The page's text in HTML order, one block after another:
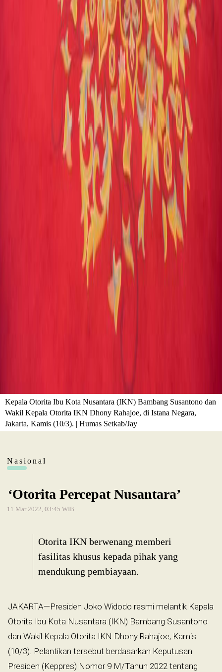
Kepala Otorita Ibu Kota Nusantara (IKN) Bambang Susantono dan
Wakil Kepala Otorita IKN Dhony Rahajoe, di Istana Negara,
Jakarta, Kamis (10/3). | Humas Setkab/Jay
Nasional
‘Otorita Percepat Nusantara’
11 Mar 2022, 03:45 WIB
Otorita IKN berwenang memberi
fasilitas khusus kepada pihak yang
mendukung pembiayaan.
JAKARTA—Presiden Joko Widodo resmi melantik Kepala
Otorita Ibu Kota Nusantara (IKN) Bambang Susantono
dan Wakil Kepala Otorita IKN Dhony Rahajoe, Kamis
(10/3). Pelantikan tersebut berdasarkan Keputusan
Presiden (Keppres) Nomor 9 M/Tahun 2022 tentang